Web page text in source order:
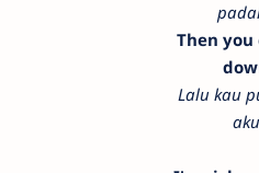
Then
Lalu kau
aku